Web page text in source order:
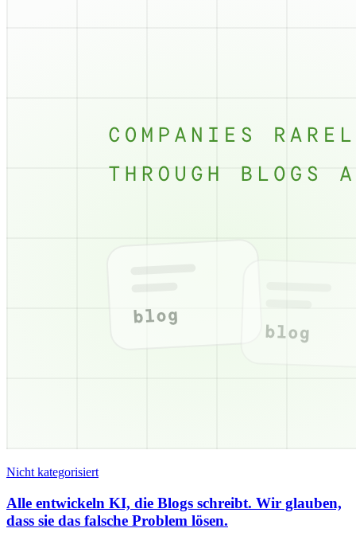
Nicht kategorisiert
Alle entwickeln KI, die Blogs schreibt. Wir glauben,
dass sie das falsche Problem lösen.